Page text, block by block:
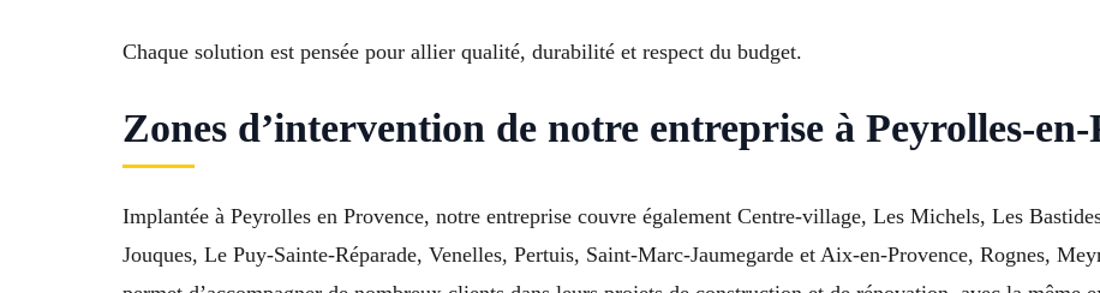
Chaque solution est pensée pour allier qualité, durabilité et respect du budget.
Zones d’intervention de notre entreprise à Peyrolles-en-
Implantée à Peyrolles en Provence, notre entreprise couvre également Centre-village, Les Michels, Les
Jouques, Le Puy-Sainte-Réparade, Venelles, Pertuis, Saint-Marc-Jaumegarde et Aix-en-Provence, Rognes,